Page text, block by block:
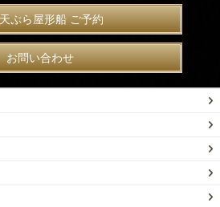
ぷら屋形船 ご予約
お問い合わせ